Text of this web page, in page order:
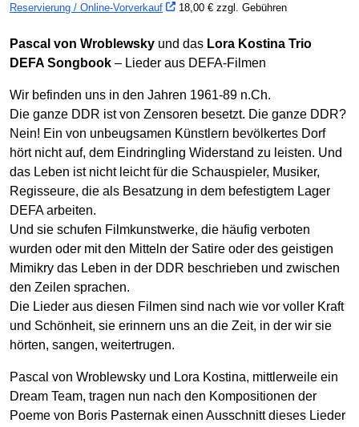
Reservierung / Online-Vorverkauf 18,00 € zzgl. Gebühren
Pascal von Wroblewsky und das Lora Kostina Trio
DEFA Songbook – Lieder aus DEFA-Filmen
Wir befinden uns in den Jahren 1961-89 n.Ch.
Die ganze DDR ist von Zensoren besetzt. Die ganze DDR?
Nein! Ein von unbeugsamen Künstlern bevölkertes Dorf
hört nicht auf, dem Eindringling Widerstand zu leisten. Und
das Leben ist nicht leicht für die Schauspieler, Musiker,
Regisseure, die als Besatzung in dem befestigtem Lager
DEFA arbeiten.
Und sie schufen Filmkunstwerke, die häufig verboten
wurden oder mit den Mitteln der Satire oder des geistigen
Mimikry das Leben in der DDR beschrieben und zwischen
den Zeilen sprachen.
Die Lieder aus diesen Filmen sind nach wie vor voller Kraft
und Schönheit, sie erinnern uns an die Zeit, in der wir sie
hörten, sangen, weitertrugen.
Pascal von Wroblewsky und Lora Kostina, mittlerweile ein
Dream Team, tragen nun nach den Kompositionen der
Poeme von Boris Pasternak einen Ausschnitt dieses Lieder